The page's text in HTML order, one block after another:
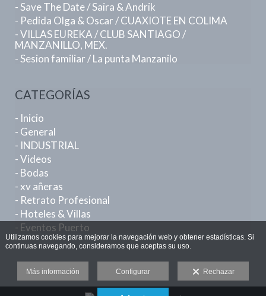
- Save The Date / Saira & Andrik
- Pedida Olga & Oscar / CUAXIOTE EN COLIMA
- VILLAS EUREKA / CLUB SANTIAGO /
MANZANILLO, MEX.
- Sesion familiar / La punta Manzanilo
CATEGORÍAS
- Inicio
- General
- INDUSTRIAL
- Videos
- Bodas
- xv añeras
- Retrato Profesional
- Hoteles & Villas
- Eventos Puerto
Utilizamos cookies para mejorar la navegación web y obtener estadísticas. Si
continuas navegando, consideramos que aceptas su uso.
Más información Configurar Rechazar